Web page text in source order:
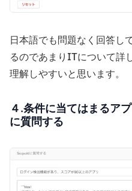
日本語でも問題なく回答し
るのであまりITについて詳
理解しやすいと思います。
４.条件に当てはまるア
に質問する